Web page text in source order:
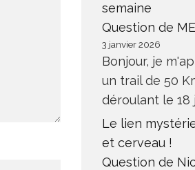
semaine
Question de
3 janvier 2026
Bonjour, je
un trail de 50
déroulant le 18
Le lien
et cerveau !
Question de